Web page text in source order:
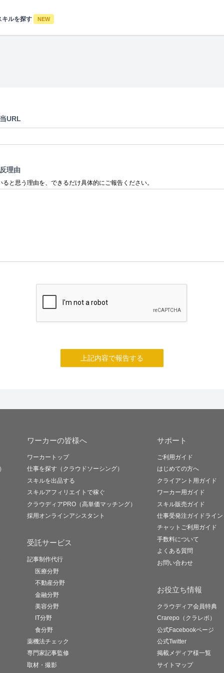
キルを探す NEW
URL
理由
ると思う理由を、できるだけ具体的にご報告ください。
上記内容で報告する
ワーカーの皆様へ
ワーカートップ
仕事を探す（クラウドソーシング）
スキルを出品する
スキルアフィリエイトで稼ぐ
クラウディアPRO（高単価マッチング）
採用オンラインアシスタント
受託サービス
記事制作代行
医療分野
不動産分野
金融分野
美容分野
IT分野
食分野
薬機法チェック
専門家記事監修
取材・撮影
サポート
ご利用ガイド
はじめての方へ
クライアント用ガイド
ワーカー用ガイド
スキル販売ガイド
仕事受発注ガイドライン
チャットご利用ガイド
手数料について
よくある質問
お問い合わせ
お役立ち情報
クラウディア会員特典
Crarepo（クラレポ）
公式Facebookページ
公式Twitter
掲載メディア様一覧
サイトマップ